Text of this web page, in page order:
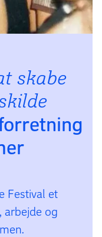
skabe
Festival et
arbejde og